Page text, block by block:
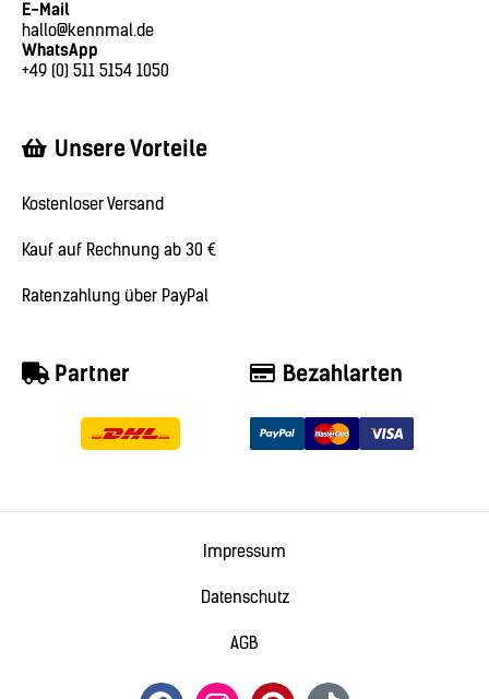
Unsere Vorteile
Bezahlarten
Partner
E-Mail
hallo@kennmal.de
WhatsApp
+49 (0) 511 5154 1050
Kostenloser Versand
Kauf auf Rechnung ab 30 €
Ratenzahlung über PayPal
Impressum
Datenschutz
AGB